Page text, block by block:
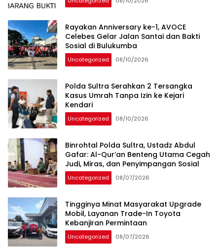
Rayakan Anniversary ke-1, AVOCE
Celebes Gelar Jalan Santai dan Bakti
Sosial di Bulukumba
Uncategorized 08/10/2026
Polda Sultra Serahkan 2 Tersangka
Kasus Umrah Tanpa Izin ke Kejari
Kendari
Uncategorized 08/10/2026
Binrohtal Polda Sultra, Ustadz Abdul
Gafar: Al-Qur’an Benteng Utama Cegah
Judi, Miras, dan Penyimpangan Sosial
Uncategorized 08/07/2026
Tingginya Minat Masyarakat Upgrade
Mobil, Layanan Trade-In Toyota
Kebanjiran Permintaan
Uncategorized 08/07/2026